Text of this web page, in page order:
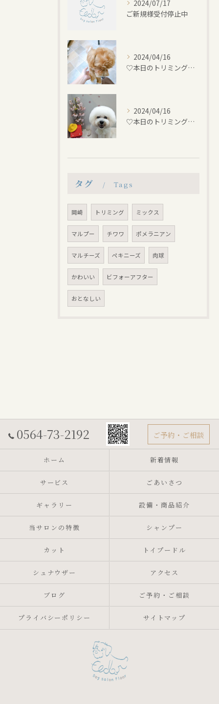
2024/07/17
ご新規様受付停止中
2024/04/16
♡本日のトリミング♡⁠~岡崎トリミングサロン~
2024/04/16
♡本日のトリミング♡⁠~岡崎トリミングサロン~
タグ Tags
岡崎 トリミング ミックス
マルプー チワワ ポメラニアン
マルチーズ ペキニーズ 肉球
かわいい ビフォーアフター
おとなしい
0564-73-2192 ご予約・ご相談
ホーム 新着情報
サービス ごあいさつ
ギャラリー 設備・商品紹介
当サロンの特徴 シャンプー
カット トイプードル
シュナウザー アクセス
ブログ ご予約・ご相談
プライバシーポリシー サイトマップ